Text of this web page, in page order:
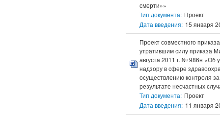
смерти»»
Тип документа: Проект
Дата введения: 15 января
Проект совместного
утратившим силу приказа
августа 2011 г. № 986н «Об
надзору в сфере
осуществлению контроля
результате несчастных
Тип документа: Проект
Дата введения: 11 января